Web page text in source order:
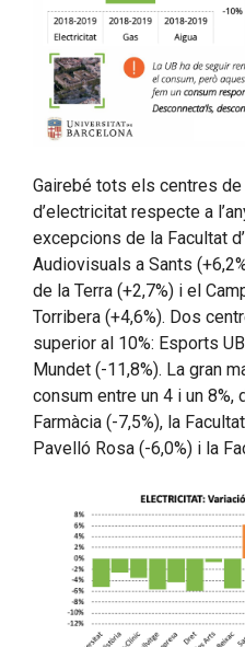
Gairebé tots els centres
d’electricitat respecte a
excepcions de la Facultat
Audiovisuals a Sants
de la Terra (+2,7%) i el
Torribera (+4,6%). Dos
superior al 10%: Esports
Mundet (-11,8%). La gran
consum entre un 4 i un 8%,
Farmàcia (-7,5%), la
Pavelló Rosa (-6,0%) i la